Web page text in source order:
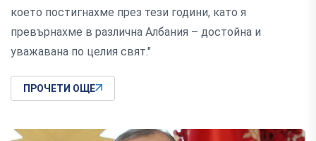
което постигнахме през тези години, като я
превърнахме в различна Албания – достойна и
уважавана по целия свят."
ПРОЧЕТИ ОЩЕ